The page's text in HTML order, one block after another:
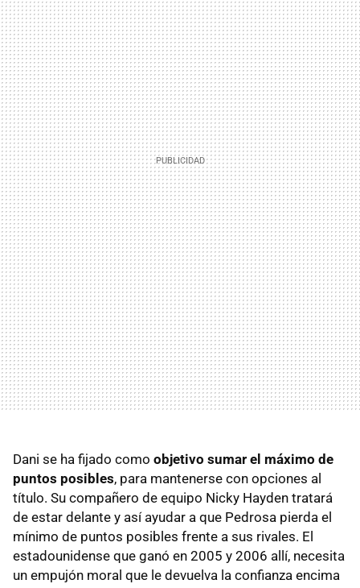
Dani se ha fijado como objetivo sumar el máximo de
puntos posibles, para mantenerse con opciones al
título. Su compañero de equipo Nicky Hayden tratará
de estar delante y así ayudar a que Pedrosa pierda el
mínimo de puntos posibles frente a sus rivales. El
estadounidense que ganó en 2005 y 2006 allí, necesita
un empujón moral que le devuelva la confianza encima